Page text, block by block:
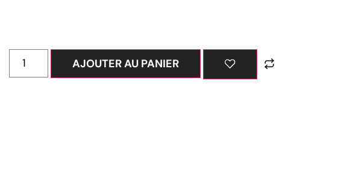
AJOUTER AU PANIER